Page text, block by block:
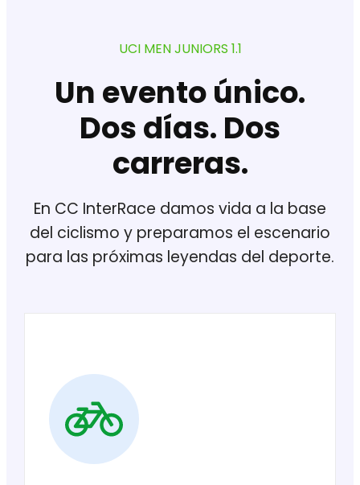
UCI MEN JUNIORS 1.1
Un evento único.
Dos días. Dos
carreras.
En CC InterRace damos vida a la base
del ciclismo y preparamos el escenario
para las próximas leyendas del deporte.